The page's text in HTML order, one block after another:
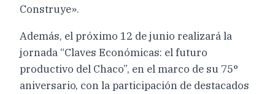
Construye».
Además, el próximo 12 de junio realizará la
jornada “Claves Económicas: el futuro
productivo del Chaco”, en el marco de su 75°
aniversario, con la participación de destacados